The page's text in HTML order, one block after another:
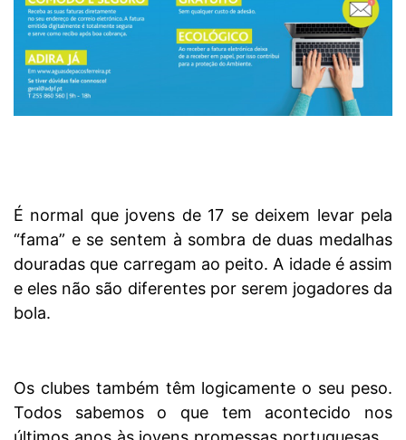
É normal que jovens de 17 se deixem levar pela
“fama” e se sentem à sombra de duas medalhas
douradas que carregam ao peito. A idade é assim
e eles não são diferentes por serem jogadores da
bola.
Os clubes também têm logicamente o seu peso.
Todos sabemos o que tem acontecido nos